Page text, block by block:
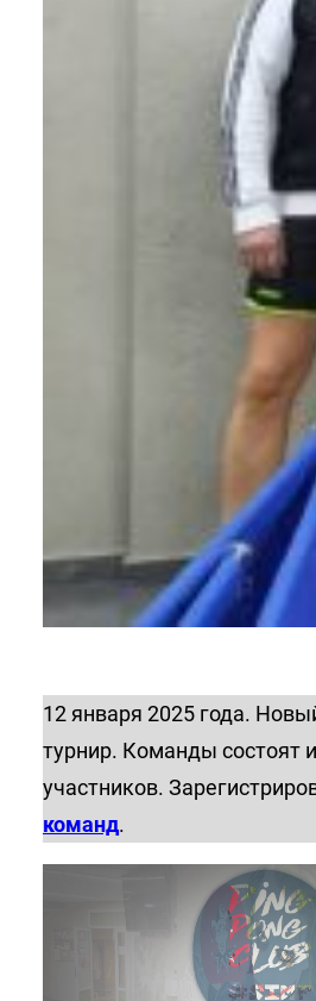
12 января 2025 года.
турнир. Команды состоят
участников.
команд.